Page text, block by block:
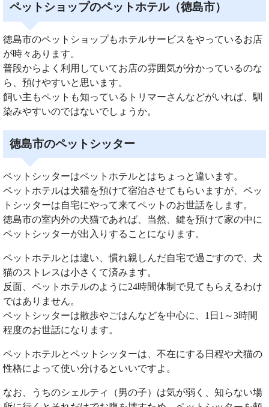
ペットショップのペットホテル（徳島市）
徳島市のペットショップもホテルサービスをやっているお店
が時々あります。
普段からよく利用していてお店の雰囲気が分かっているのな
ら、預けやすいと思います。
飼い主もペットも知っているトリマーさんなどがいれば、馴
染みやすいのではないでしょうか。
徳島市のペットシッター
ペットシッターはペットホテルとはちょっと違います。
ペットホテルは犬猫を預けて宿泊させてもらいますが、ペッ
トシッターは自宅にやって来てペットのお世話をします。
徳島市の室内外の犬猫であれば、当然、鍵を預けて家の中に
ペットシッターが出入りすることになります。
ペットホテルとは違い、慣れ親しんだ自宅で過ごすので、犬
猫のストレスは小さくて済みます。
反面、ペットホテルのように24時間体制で見てもらえるわけ
ではありません。
ペットシッターは散歩やごはんなどを中心に、1日1～3時間
程度のお世話になります。
ペットホテルとペットシッターは、不在にする日程や犬猫の
性格によって使い分けるといいですよ。
なお、うちのシェルティ（男の子）は気が弱く、知らない場